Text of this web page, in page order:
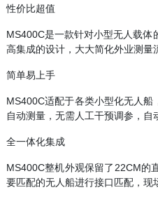
性价比超值
MS400C是一款针对小型无人载
高集成的设计，大大简化外业测
简单易上手
MS400C适配于各类小型化无人
自动测量，无需人工干预调参，自
全一体化集成
MS400C整机外观保留了22CM的
要匹配的无人船进行接口匹配，